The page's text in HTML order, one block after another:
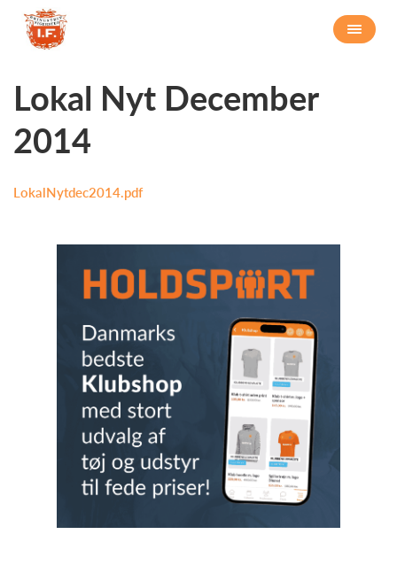
Lokal Nyt December
2014
LokalNytdec2014.pdf